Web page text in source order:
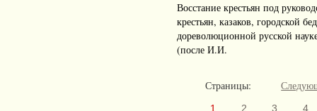
Восстание крестьян под
крестьян, казаков, городской
дореволюционной русской
(после И.И.
Страницы:
1 2 3 4